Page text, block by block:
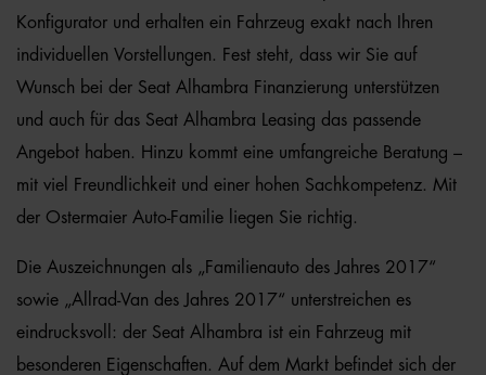
Konfigurator und erhalten ein Fahrzeug exakt nach Ihren
individuellen Vorstellungen. Fest steht, dass wir Sie auf
Wunsch bei der Seat Alhambra Finanzierung unterstützen
und auch für das Seat Alhambra Leasing das passende
Angebot haben. Hinzu kommt eine umfangreiche Beratung –
mit viel Freundlichkeit und einer hohen Sachkompetenz. Mit
der Ostermaier Auto-Familie liegen Sie richtig.
Die Auszeichnungen als „Familienauto des Jahres 2017“
sowie „Allrad-Van des Jahres 2017“ unterstreichen es
eindrucksvoll: der Seat Alhambra ist ein Fahrzeug mit
besonderen Eigenschaften. Auf dem Markt befindet sich der